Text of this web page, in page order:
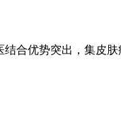
合优势突出，集皮